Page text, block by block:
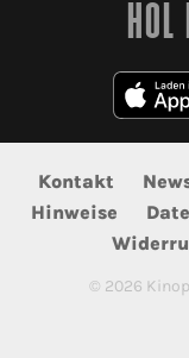
Kontakt
Hinweise
© 2026